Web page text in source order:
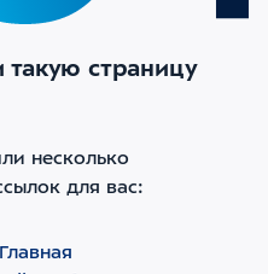
страницу
несколько
для вас:
Главная